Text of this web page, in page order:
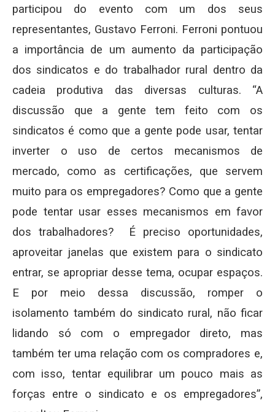
participou do evento com um dos seus
representantes, Gustavo Ferroni. Ferroni pontuou
a importância de um aumento da participação
dos sindicatos e do trabalhador rural dentro da
cadeia produtiva das diversas culturas. “A
discussão que a gente tem feito com os
sindicatos é como que a gente pode usar, tentar
inverter o uso de certos mecanismos de
mercado, como as certificações, que servem
muito para os empregadores? Como que a gente
pode tentar usar esses mecanismos em favor
dos trabalhadores? É preciso oportunidades,
aproveitar janelas que existem para o sindicato
entrar, se apropriar desse tema, ocupar espaços.
E por meio dessa discussão, romper o
isolamento também do sindicato rural, não ficar
lidando só com o empregador direto, mas
também ter uma relação com os compradores e,
com isso, tentar equilibrar um pouco mais as
forças entre o sindicato e os empregadores”,